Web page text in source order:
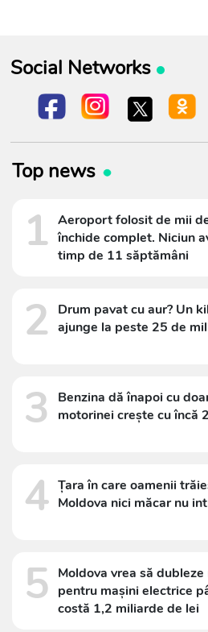
Social Networks
Top news
1 Aeroport folosit de mii
închide complet. Niciun
timp de 11 săptămâni
2
Drum pavat cu aur? Un
ajunge la peste 25 de
3
Benzina dă înapoi cu
motorinei crește cu încă
4 Țara în care oamenii
Moldova nici măcar nu
5 Moldova vrea să
pentru mașini electrice
costă 1,2 miliarde de lei